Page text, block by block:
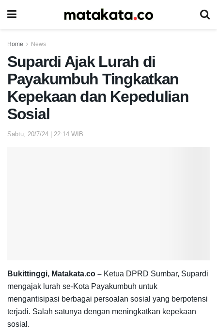
Home News
Supardi Ajak Lurah di
Payakumbuh Tingkatkan
Kepekaan dan Kepedulian
Sosial
Sabtu, 20/7/24 | 22:14 WIB
Bukittinggi, Matakata.co – Ketua DPRD Sumbar, Supardi
mengajak lurah se-Kota Payakumbuh untuk
mengantisipasi berbagai persoalan sosial yang berpotensi
terjadi. Salah satunya dengan meningkatkan kepekaan
sosial.